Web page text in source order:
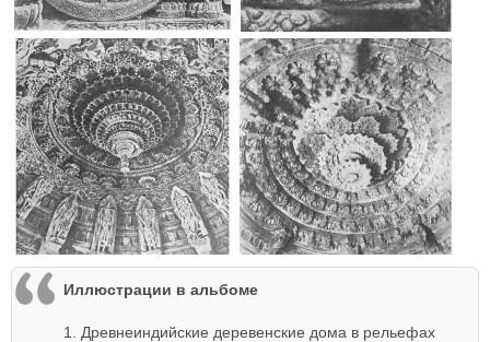
Иллюстрации в альбоме
1. Древнеиндийские деревенские дома в рельефах